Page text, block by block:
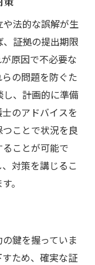
法的な誤解が生
証拠の提出期限
原因で不必要な
の問題を防ぐた
、計画的に準備
のアドバイスを
ことで状況を良
ことが可能で
対策を講じるこ
。
鍵を握っていま
ため、確実な証